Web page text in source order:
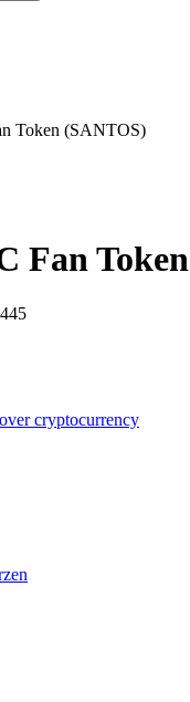
Token (SANTOS)
Fan Token
cryptocurrency